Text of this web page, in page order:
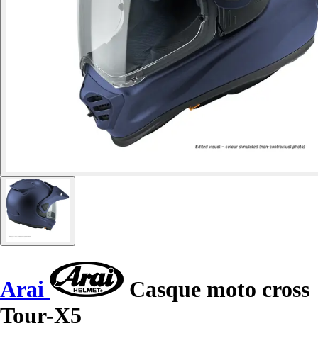
Arai
Casque moto cross
Tour-X5